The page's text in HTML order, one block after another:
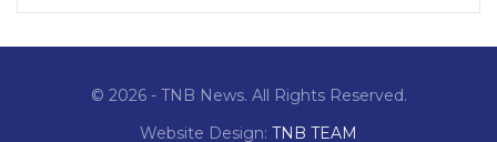
© 2026 - TNB News. All Rights Reserved.
Website Design: TNB TEAM